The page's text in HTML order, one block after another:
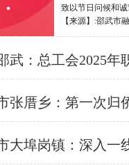
致以节日问候和
【来源】:邵武市
武：总工会2025
张厝乡：第一次
大埠岗镇：深入